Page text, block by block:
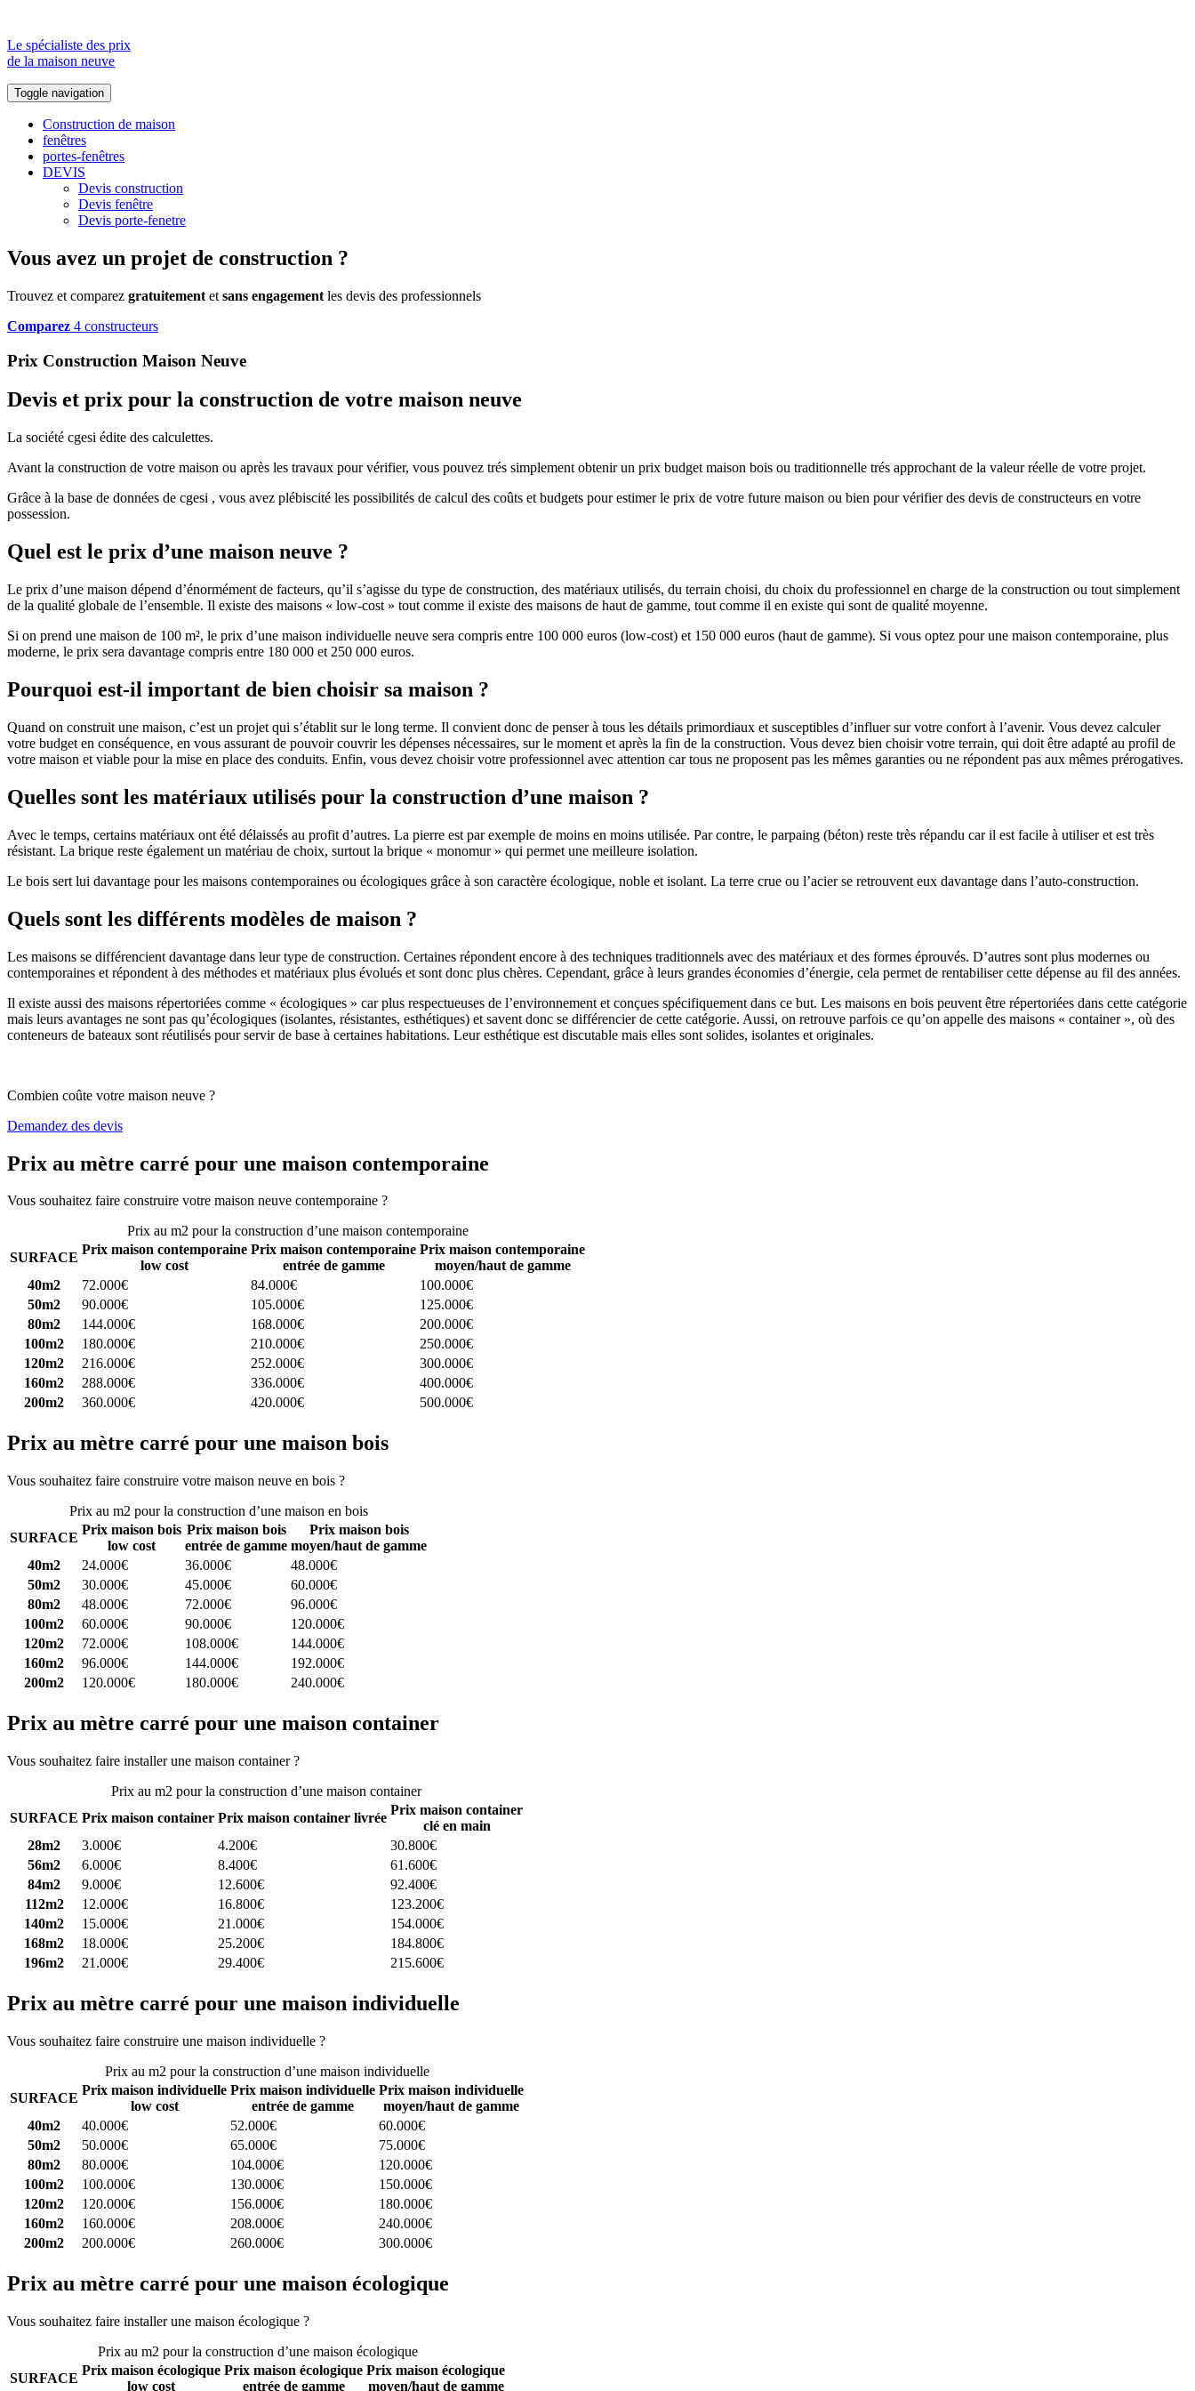
Le spécialiste des prix
de la maison neuve
Toggle navigation
Construction de maison
fenêtres
portes-fenêtres
DEVIS
Devis construction
Devis fenêtre
Devis porte-fenetre
Vous avez un projet de construction ?
Trouvez et comparez gratuitement et sans engagement les devis des professionnels
Comparez 4 constructeurs
Prix Construction Maison Neuve
Devis et prix pour la construction de votre maison neuve
La société cgesi édite des calculettes.
Avant la construction de votre maison ou après les travaux pour vérifier, vous pouvez trés simplement obtenir un prix budget maison bois ou traditionnelle trés approchant de la valeur réelle de votre projet.
Grâce à la base de données de cgesi , vous avez plébiscité les possibilités de calcul des coûts et budgets pour estimer le prix de votre future maison ou bien pour vérifier des devis de constructeurs en votre
possession.
Quel est le prix d’une maison neuve ?
Le prix d’une maison dépend d’énormément de facteurs, qu’il s’agisse du type de construction, des matériaux utilisés, du terrain choisi, du choix du professionnel en charge de la construction ou tout simplement
de la qualité globale de l’ensemble. Il existe des maisons « low-cost » tout comme il existe des maisons de haut de gamme, tout comme il en existe qui sont de qualité moyenne.
Si on prend une maison de 100 m², le prix d’une maison individuelle neuve sera compris entre 100 000 euros (low-cost) et 150 000 euros (haut de gamme). Si vous optez pour une maison contemporaine, plus
moderne, le prix sera davantage compris entre 180 000 et 250 000 euros.
Pourquoi est-il important de bien choisir sa maison ?
Quand on construit une maison, c’est un projet qui s’établit sur le long terme. Il convient donc de penser à tous les détails primordiaux et susceptibles d’influer sur votre confort à l’avenir. Vous devez calculer
votre budget en conséquence, en vous assurant de pouvoir couvrir les dépenses nécessaires, sur le moment et après la fin de la construction. Vous devez bien choisir votre terrain, qui doit être adapté au profil de
votre maison et viable pour la mise en place des conduits. Enfin, vous devez choisir votre professionnel avec attention car tous ne proposent pas les mêmes garanties ou ne répondent pas aux mêmes prérogatives.
Quelles sont les matériaux utilisés pour la construction d’une maison ?
Avec le temps, certains matériaux ont été délaissés au profit d’autres. La pierre est par exemple de moins en moins utilisée. Par contre, le parpaing (béton) reste très répandu car il est facile à utiliser et est très
résistant. La brique reste également un matériau de choix, surtout la brique « monomur » qui permet une meilleure isolation.
Le bois sert lui davantage pour les maisons contemporaines ou écologiques grâce à son caractère écologique, noble et isolant. La terre crue ou l’acier se retrouvent eux davantage dans l’auto-construction.
Quels sont les différents modèles de maison ?
Les maisons se différencient davantage dans leur type de construction. Certaines répondent encore à des techniques traditionnels avec des matériaux et des formes éprouvés. D’autres sont plus modernes ou
contemporaines et répondent à des méthodes et matériaux plus évolués et sont donc plus chères. Cependant, grâce à leurs grandes économies d’énergie, cela permet de rentabiliser cette dépense au fil des années.
Il existe aussi des maisons répertoriées comme « écologiques » car plus respectueuses de l’environnement et conçues spécifiquement dans ce but. Les maisons en bois peuvent être répertoriées dans cette catégorie
mais leurs avantages ne sont pas qu’écologiques (isolantes, résistantes, esthétiques) et savent donc se différencier de cette catégorie. Aussi, on retrouve parfois ce qu’on appelle des maisons « container », où des
conteneurs de bateaux sont réutilisés pour servir de base à certaines habitations. Leur esthétique est discutable mais elles sont solides, isolantes et originales.
Combien coûte votre maison neuve ?
Demandez des devis
Prix au mètre carré pour une maison contemporaine
Vous souhaitez faire construire votre maison neuve contemporaine ?
Prix au m2 pour la construction d’une maison contemporaine
SURFACE
Prix maison contemporaine
low cost
Prix maison contemporaine
entrée de gamme
Prix maison contemporaine
moyen/haut de gamme
40m2
72.000€ 84.000€
100.000€
50m2
90.000€ 105.000€
125.000€
80m2
144.000€ 168.000€
200.000€
100m2
180.000€ 210.000€
250.000€
120m2
216.000€ 252.000€
300.000€
160m2
288.000€ 336.000€
400.000€
200m2
360.000€ 420.000€ 500.000€
Prix au mètre carré pour une maison bois
Vous souhaitez faire construire votre maison neuve en bois ?
Prix au m2 pour la construction d’une maison en bois
SURFACE
Prix maison bois
low cost
Prix maison bois
entrée de gamme
Prix maison bois
moyen/haut de gamme
40m2
24.000€ 36.000€
48.000€
50m2
30.000€ 45.000€
60.000€
80m2
48.000€ 72.000€
96.000€
100m2
60.000€ 90.000€
120.000€
120m2
72.000€ 108.000€
144.000€
160m2
96.000€ 144.000€
192.000€
200m2
120.000€ 180.000€ 240.000€
Prix au mètre carré pour une maison container
Vous souhaitez faire installer une maison container ?
Prix au m2 pour la construction d’une maison container
SURFACE Prix maison container Prix maison container livrée
Prix maison container
clé en main
28m2
3.000€ 4.200€
30.800€
56m2
6.000€ 8.400€
61.600€
84m2
9.000€ 12.600€
92.400€
112m2
12.000€ 16.800€
123.200€
140m2
15.000€ 21.000€
154.000€
168m2
18.000€ 25.200€
184.800€
196m2
21.000€ 29.400€ 215.600€
Prix au mètre carré pour une maison individuelle
Vous souhaitez faire construire une maison individuelle ?
Prix au m2 pour la construction d’une maison individuelle
SURFACE
Prix maison individuelle
low cost
Prix maison individuelle
entrée de gamme
Prix maison individuelle
moyen/haut de gamme
40m2
40.000€ 52.000€
60.000€
50m2
50.000€ 65.000€
75.000€
80m2
80.000€ 104.000€
120.000€
100m2
100.000€ 130.000€
150.000€
120m2
120.000€ 156.000€
180.000€
160m2
160.000€ 208.000€
240.000€
200m2
200.000€ 260.000€ 300.000€
Prix au mètre carré pour une maison écologique
Vous souhaitez faire installer une maison écologique ?
Prix au m2 pour la construction d’une maison écologique
SURFACE
Prix maison écologique
low cost
Prix maison écologique
entrée de gamme
Prix maison écologique
moyen/haut de gamme